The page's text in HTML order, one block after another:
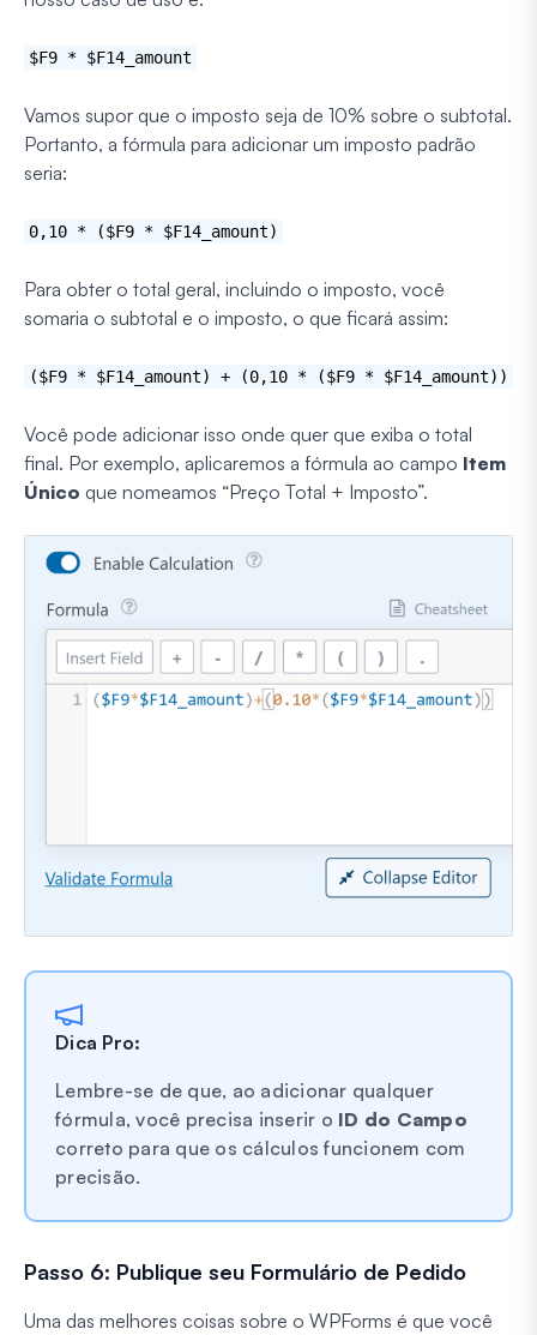
$F9 * $F14_amount
Vamos supor que o imposto seja de 10% sobre o subtotal.
Portanto, a fórmula para adicionar um imposto padrão
seria:
0,10 * ($F9 * $F14_amount)
Para obter o total geral, incluindo o imposto, você
somaria o subtotal e o imposto, o que ficará assim:
($F9 * $F14_amount) + (0,10 * ($F9 * $F14_amount))
Você pode adicionar isso onde quer que exiba o total
final. Por exemplo, aplicaremos a fórmula ao campo Item
Único que nomeamos “Preço Total + Imposto”.
Dica Pro:
Lembre-se de que, ao adicionar qualquer
fórmula, você precisa inserir o ID do Campo
correto para que os cálculos funcionem com
precisão.
Passo 6: Publique seu Formulário de Pedido
Uma das melhores coisas sobre o WPForms é que você